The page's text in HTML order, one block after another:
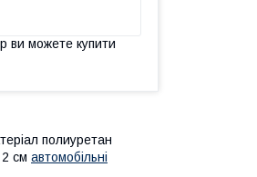
ви можете купити
полиуретан
см автомобільні